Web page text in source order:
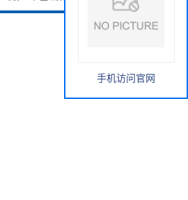
手机访问官网